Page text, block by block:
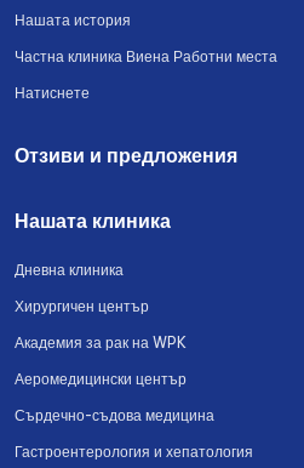
Нашата история
Частна клиника Виена Работни места
Натиснете
Отзиви и предложения
Нашата клиника
Дневна клиника
Хирургичен център
Академия за рак на WPK
Аеромедицински център
Сърдечно-съдова медицина
Гастроентерология и хепатология